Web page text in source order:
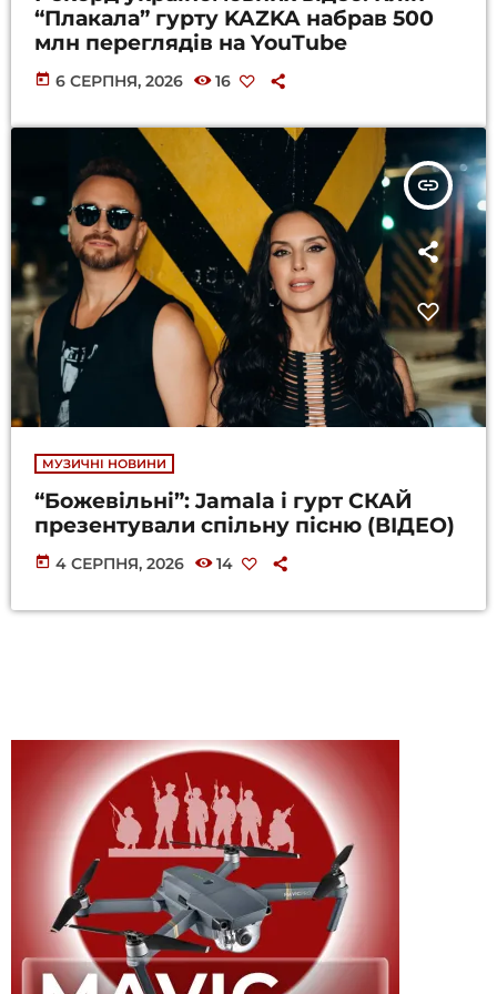
“Плакала” гурту KAZKA набрав 500
млн переглядів на YouTube
today 6 СЕРПНЯ, 2026 16
insert_link
МУЗИЧНІ НОВИНИ
“Божевільні”: Jamala і гурт СКАЙ
презентували спільну пісню (ВІДЕО)
today 4 СЕРПНЯ, 2026 14